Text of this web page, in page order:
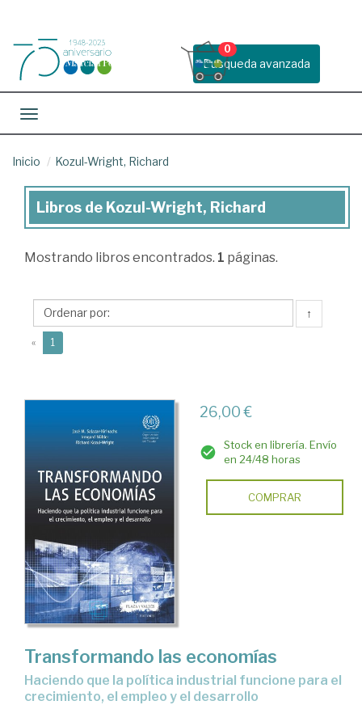
Busqueda avanzada
0
Toggle navigation
Inicio Kozul-Wright, Richard
Libros
Kozul-
Richard
Libros de Kozul-Wright, Richard
Mostrando libros encontrados. 1 páginas.
↑
« 1
26,00 €
Stock en librería. Envío
en 24/48 horas
COMPRAR
Transformando las economías
haciendo que la política industrial funcione para el
crecimiento, el empleo y el desarrollo